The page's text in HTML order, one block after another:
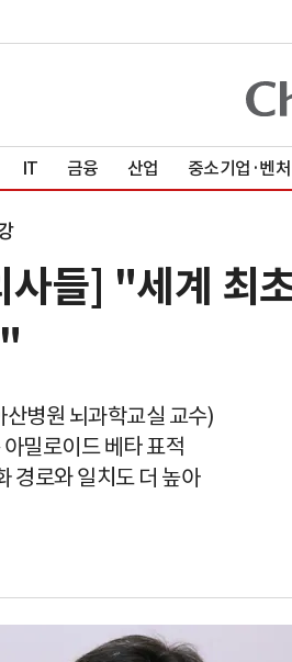
IT 금융 산업 중소기업·벤처
사들] "세계 최
병원 뇌과학교실 교수)
밀로이드 베타 표적
경로와 일치도 더 높아